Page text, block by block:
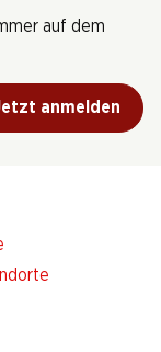
auf dem
anmelden